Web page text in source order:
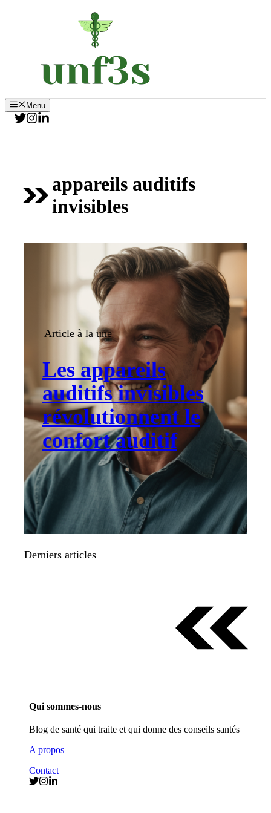
Menu
appareils auditifs
invisibles
Article à la une
Les appareils
auditifs invisibles
révolutionnent le
confort auditif
Derniers articles
Qui sommes-nous
Blog de santé qui traite et qui donne des conseils santés
A propos
Contact